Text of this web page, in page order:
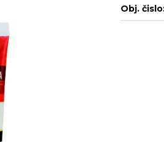
Obj.